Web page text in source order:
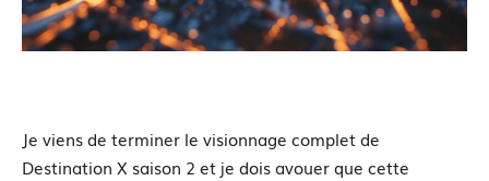
Je viens de terminer le visionnage complet de
Destination X saison 2 et je dois avouer que cette